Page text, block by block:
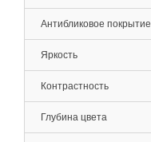
Антибликовое покрытие
Яркость
Контрастность
Глубина цвета